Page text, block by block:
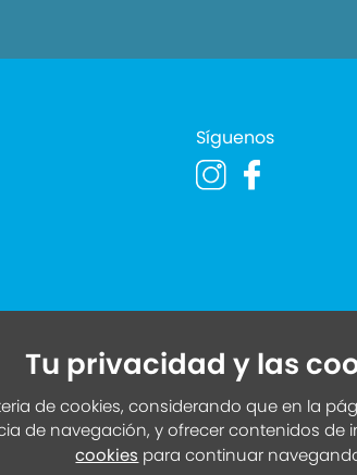
Síguenos
Tu privacidad y las
de cookies, considerando que en la
de navegación, y ofrecer contenidos de
cookies para continuar